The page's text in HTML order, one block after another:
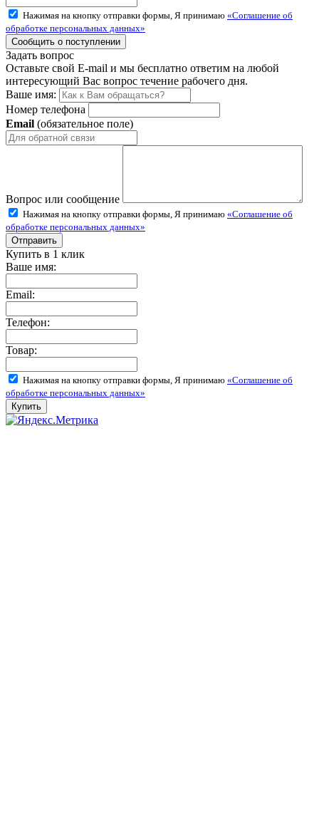
Нажимая на кнопку отправки формы, Я принимаю «Соглашение об
обработке персональных данных»
Задать вопрос
Оставьте свой E-mail и мы бесплатно ответим на любой
интересующий Вас вопрос течение рабочего дня.
Ваше имя:
Номер телефона
Email (обязательное поле)
Вопрос или сообщение
Нажимая на кнопку отправки формы, Я принимаю «Соглашение об
обработке персональных данных»
Купить в 1 клик
Ваше имя:
Email:
Телефон:
Товар:
Нажимая на кнопку отправки формы, Я принимаю «Соглашение об
обработке персональных данных»